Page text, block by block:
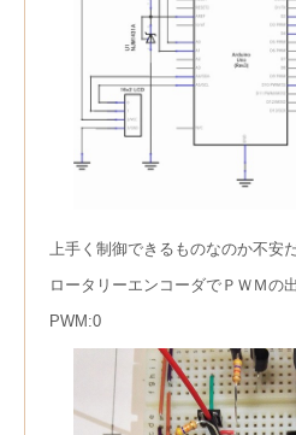
上手く制御できるものなのか不安
ロータリーエンコーダでＰＷＭの
PWM:0